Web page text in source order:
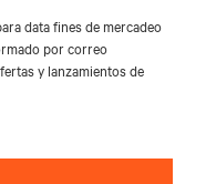
data fines de mercadeo
por correo
y lanzamientos de